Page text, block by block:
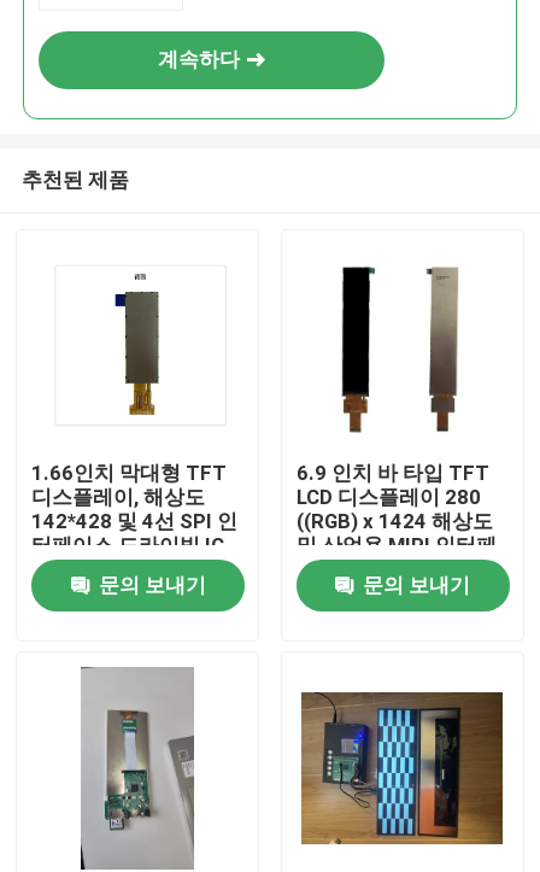
동영상
계속하다
추천된 제품
1.66인치 막대형 TFT
디스플레이, 해상도
142*428 및 4선 SPI 인
터페이스 드라이빙 IC
NV3007
문의 보내기
6.9 인치 바 타입 TFT
LCD 디스플레이 280
((RGB) x 1424 해상도
및 산업용 MIPI 인터페
이스
문의 보내기